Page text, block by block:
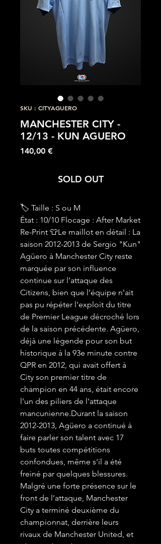
SKU : CITYAGUERO
MANCHESTER CITY -
12/13 - KUN AGUERO
140,00 €Prix
SOLD OUT
🏷 Taille : S ou M
État : 10/10 Flocage : After Market
Re-Print 👕Le maillot en détail : La
saison 2012-2013 de Sergio "Kun"
Agüero à Manchester City reste
marquée par son influence
continue sur l’attaque des
Citizens, bien que l’équipe n'ait
pas pu répéter l'exploit du titre
de Premier League décroché lors
de la saison précédente. Agüero,
déjà une légende pour son but
historique à la 93e minute contre
QPR en 2012, qui avait offert à
City son premier titre de
champion en 44 ans, était encore
l'un des piliers de l'attaque
mancunienne.Durant la saison
2012-2013, Agüero a continué à
faire parler son talent avec 17
buts toutes compétitions
confondues, même s'il a été
freiné par quelques blessures.
Malgré une forte présence sur le
front de l’attaque, Manchester
City a terminé deuxième du
championnat, derrière leurs
rivaux de Manchester United, et